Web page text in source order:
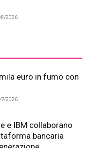
2026
euro in fumo con
2026
e IBM collaborano
bancaria